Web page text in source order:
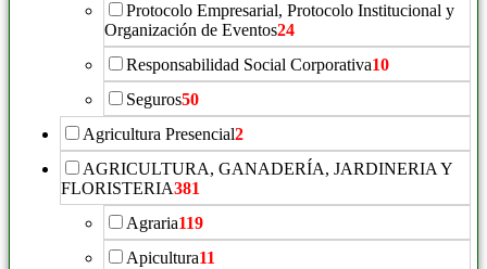
Protocolo Empresarial, Protocolo Institucional y
Organización de Eventos24
Responsabilidad Social Corporativa10
Seguros50
Agricultura Presencial2
AGRICULTURA, GANADERÍA, JARDINERIA Y
FLORISTERIA381
Agraria119
Apicultura11